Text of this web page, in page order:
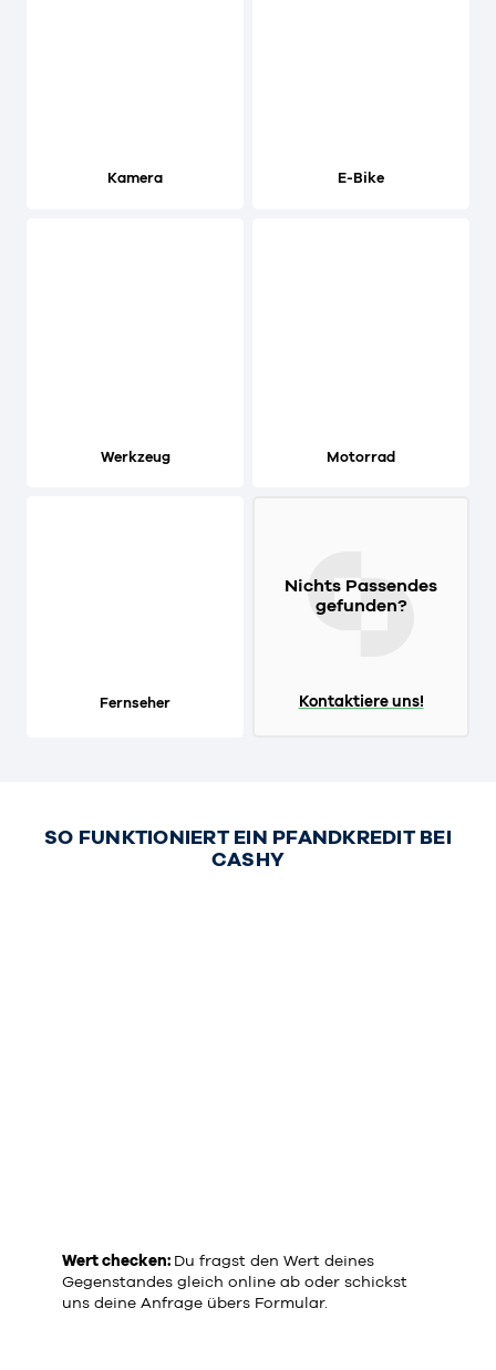
Kamera E-Bike
Werkzeug Motorrad
Fernseher
Nichts Passendes
gefunden?
Kontaktiere uns!
SO FUNKTIONIERT EIN PFANDKREDIT BEI
CASHY
Wert checken: Du fragst den Wert deines
Gegenstandes gleich online ab oder schickst
uns deine Anfrage übers Formular.